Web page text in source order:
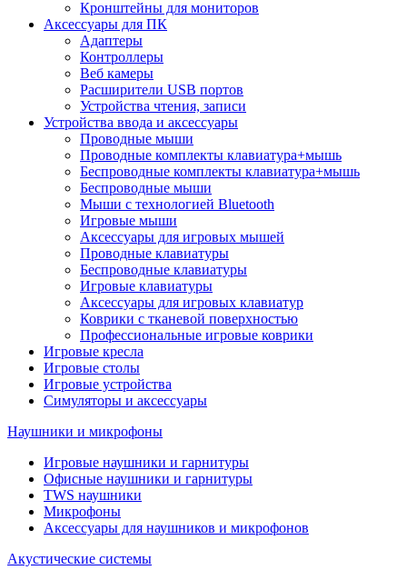
Кронштейны для мониторов
Аксессуары для ПК
Адаптеры
Контроллеры
Веб камеры
Расширители USB портов
Устройства чтения, записи
Устройства ввода и аксессуары
Проводные мыши
Проводные комплекты клавиатура+мышь
Беспроводные комплекты клавиатура+мышь
Беспроводные мыши
Мыши с технологией Bluetooth
Игровые мыши
Аксессуары для игровых мышей
Проводные клавиатуры
Беспроводные клавиатуры
Игровые клавиатуры
Аксессуары для игровых клавиатур
Коврики с тканевой поверхностью
Профессиональные игровые коврики
Игровые кресла
Игровые столы
Игровые устройства
Симуляторы и аксессуары
Наушники и микрофоны
Игровые наушники и гарнитуры
Офисные наушники и гарнитуры
TWS наушники
Микрофоны
Аксессуары для наушников и микрофонов
Акустические системы